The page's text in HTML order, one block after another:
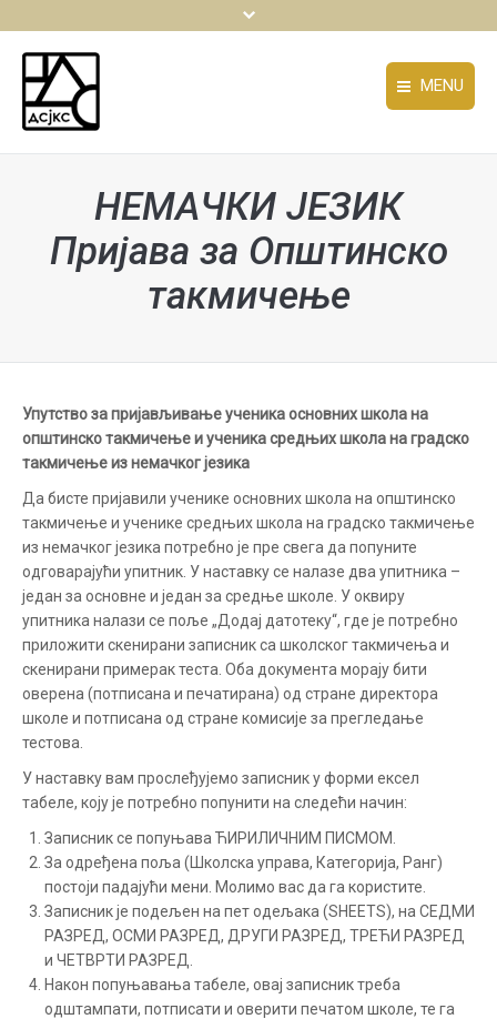
MENU
АКТИВНОСТИ
ТАКМИЧЕЊА И СМОТРЕ
ИЗДАВАШТВО
КОНФЕРЕНЦИЈЕ
ДРУШТВО
АКТИВНОСТИ
ТАКМИЧЕЊА И СМОТРЕ
ИЗДАВАШТВО
КОНФЕРЕНЦИЈЕ
КОНТАКТ
Glavni meni
НЕМАЧКИ ЈЕЗИК
Пријава за Oпштинско
такмичење
Упутство за пријављивање ученика основних школа на
општинско такмичење и ученика средњих школа на градско
такмичење из немачког језика
Да бисте пријавили ученике основних школа на општинско
такмичење и ученике средњих школа на градско такмичење
из немачког језика потребно је пре свега да попуните
одговарајући упитник. У наставку се налазе два упитника –
један за основне и један за средње школе. У оквиру
упитника налази се поље „Додај датотеку“, где је потребно
приложити скенирани записник са школског такмичења и
скенирани примерак теста. Оба документа морају бити
оверена (потписана и печатирана) од стране директора
школе и потписана од стране комисије за прегледање
тестова.
У наставку вам прослеђујемо записник у форми ексел
табеле, коју је потребно попунити на следећи начин:
Записник се попуњава ЋИРИЛИЧНИМ ПИСМОМ.
За одређена поља (Школска управа, Категорија, Ранг)
постоји падајући мени. Молимо вас да га користите.
Записник је подељен на пет одељака (SHEETS), на СЕДМИ
РАЗРЕД, ОСМИ РАЗРЕД, ДРУГИ РАЗРЕД, ТРЕЋИ РАЗРЕД
и ЧЕТВРТИ РАЗРЕД.
Након попуњавања табеле, овај записник треба
одштампати, потписати и оверити печатом школе, те га